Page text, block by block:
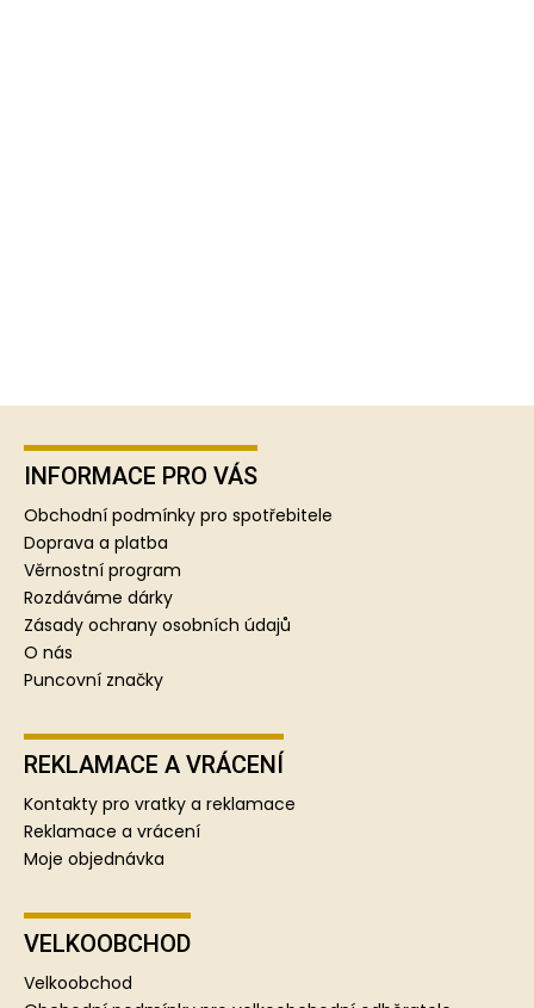
Z
INFORMACE PRO VÁS
Obchodní podmínky pro spotřebitele
Doprava a platba
Věrnostní program
Rozdáváme dárky
Zásady ochrany osobních údajů
O nás
Puncovní značky
REKLAMACE A VRÁCENÍ
Kontakty pro vratky a reklamace
Reklamace a vrácení
Moje objednávka
VELKOOBCHOD
Velkoobchod